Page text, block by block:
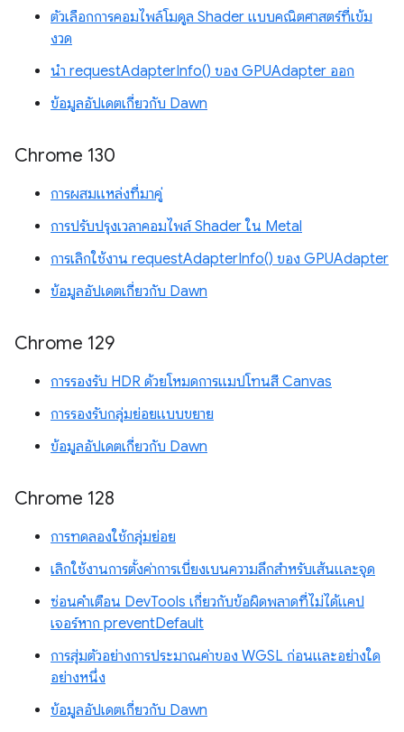
ตัวเลือกการคอมไพล์โมดูล Shader แบบคณิตศาสตร์ที่เข้ม
งวด
นำ requestAdapterInfo() ของ GPUAdapter ออก
ข้อมูลอัปเดตเกี่ยวกับ Dawn
Chrome 130
การผสมแหล่งที่มาคู่
การปรับปรุงเวลาคอมไพล์ Shader ใน Metal
การเลิกใช้งาน requestAdapterInfo() ของ GPUAdapter
ข้อมูลอัปเดตเกี่ยวกับ Dawn
Chrome 129
การรองรับ HDR ด้วยโหมดการแมปโทนสี Canvas
การรองรับกลุ่มย่อยแบบขยาย
ข้อมูลอัปเดตเกี่ยวกับ Dawn
Chrome 128
การทดลองใช้กลุ่มย่อย
เลิกใช้งานการตั้งค่าการเบี่ยงเบนความลึกสำหรับเส้นและจุด
ซ่อนคำเตือน DevTools เกี่ยวกับข้อผิดพลาดที่ไม่ได้แคป
เจอร์หาก preventDefault
การสุ่มตัวอย่างการประมาณค่าของ WGSL ก่อนและอย่างใด
อย่างหนึ่ง
ข้อมูลอัปเดตเกี่ยวกับ Dawn